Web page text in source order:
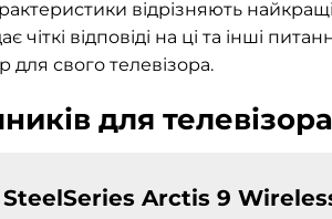
відрізняють
чіткі відповіді на ці та інші
для свого телевізора.
для телевізора
SteelSeries Arctis 9